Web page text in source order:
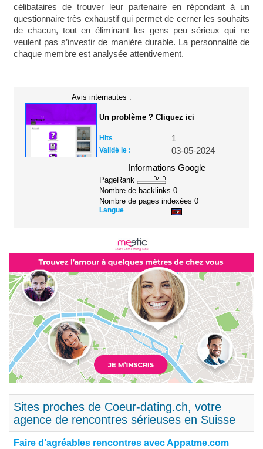
célibataires de trouver leur partenaire en répondant à un
questionnaire très exhaustif qui permet de cerner les souhaits
de chacun, tout en éliminant les gens peu sérieux qui ne
veulent pas s’investir de manière durable. La personnalité de
chaque membre est analysée attentivement.
Avis internautes :
Un problème ? Cliquez ici
Hits 1
Validé le :
03-05-2024
Informations Google
PageRank
Nombre de backlinks 0
Nombre de pages indexées 0
Langue
Sites proches de Coeur-dating.ch, votre
agence de rencontres sérieuses en Suisse
Faire d’agréables rencontres avec Appatme.com